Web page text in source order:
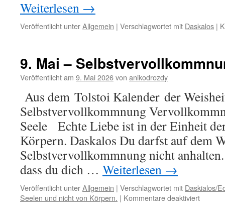
Weiterlesen →
Veröffentlicht unterAllgemein | Verschlagwortet mit Daskalos |
9. Mai –
Veröffentlicht am 9. Mai 2026von anikodrozdy
Aus dem Tolstoi Kalender der
Selbstvervollkommnung
Seele Echte Liebe ist in der Einheit
Körpern. Daskalos Du darfst auf dem
Selbstvervollkommnung nicht
dass du dich … Weiterlesen →
Veröffentlicht unterAllgemein | Verschlagwortet mit Daskialos/
Seelen und nicht von Körpern. | Kommentare deaktiviertfür